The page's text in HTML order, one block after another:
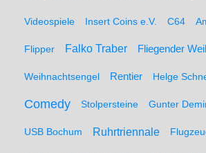
Videospiele Insert Coins e.V. C64
Flipper Falko Traber Fliegender
Weihnachtsengel Rentier Helge
Comedy Stolpersteine Gunter
USB Bochum Ruhrtriennale